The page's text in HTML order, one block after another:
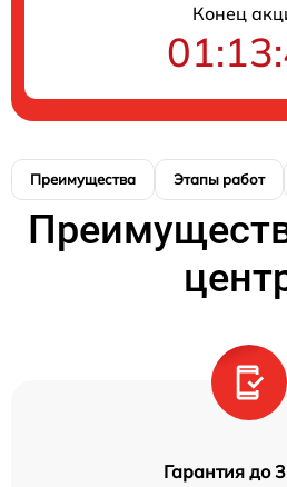
Конец
Преимущества Этапы работ
Гарантия до